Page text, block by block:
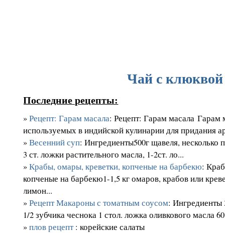
Чай с клюквой
Последние рецепты:
»Рецепт: Гарам масала: Рецепт: Гарам масала Гарам
используемых в индийской кулинарии для придания
»Весенний суп: Ингредиенты500г щавеля, несколько
3 ст. ложки растительного масла, 1-2ст. ло...
»Крабы, омары, креветки, копченые на барбекю:
копченые на барбекю1-1,5 кг омаров, крабов или
лимон...
»Рецепт Макароны с томатным соусом: Ингредиенты
1/2 зубчика чеснока 1 стол. ложка оливкового масла
»плов рецепт: корейские салаты